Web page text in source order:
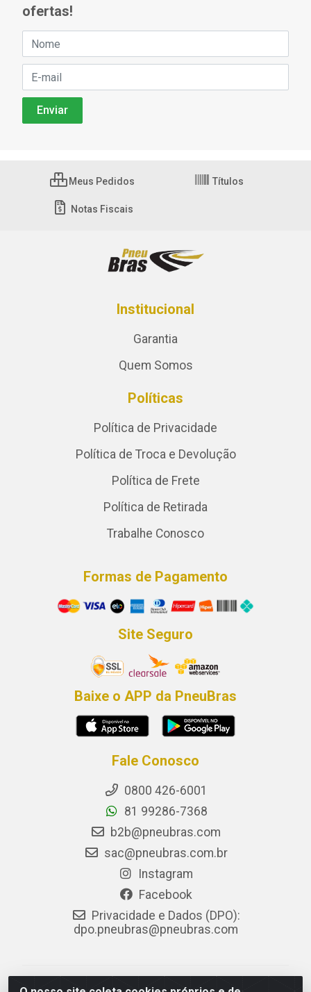
ofertas!
Meus Pedidos Títulos
Notas Fiscais
Institucional
Garantia
Quem Somos
Políticas
Política de Privacidade
Política de Troca e Devolução
Política de Frete
Política de Retirada
Trabalhe Conosco
Formas de Pagamento
Site Seguro
Baixe o APP da PneuBras
Fale Conosco
0800 426-6001
81 99286-7368
b2b@pneubras.com
sac@pneubras.com.br
Instagram
Facebook
Privacidade e Dados (DPO):
dpo.pneubras@pneubras.com
PneuBras - Rodovia BR-101, KM 82 - Prazeres,